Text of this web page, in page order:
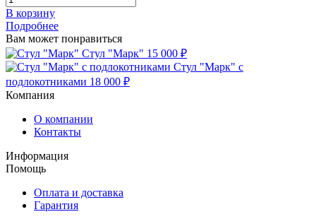
В корзину
Подробнее
Вам может понравиться
Стул "Марк" 15 000 ₽
Стул "Марк" с
подлокотниками 18 000 ₽
Компания
О компании
Контакты
Информация
Помощь
Оплата и доставка
Гарантия